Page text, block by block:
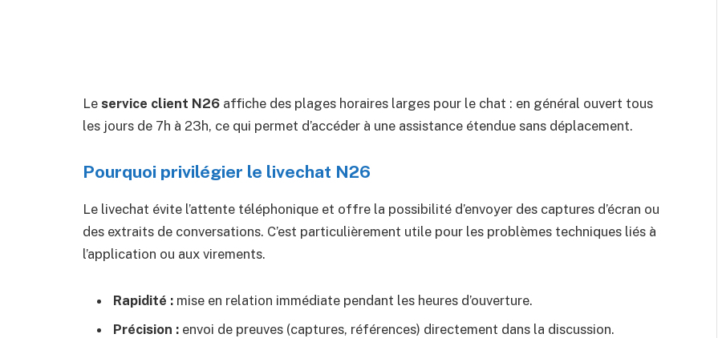
Le service client N26 affiche des plages horaires larges pour le chat : en général ouvert tous
les jours de 7h à 23h, ce qui permet d’accéder à une assistance étendue sans déplacement.
Pourquoi privilégier le livechat N26
Le livechat évite l’attente téléphonique et offre la possibilité d’envoyer des captures d’écran ou
des extraits de conversations. C’est particulièrement utile pour les problèmes techniques liés à
l’application ou aux virements.
Rapidité : mise en relation immédiate pendant les heures d’ouverture.
Précision : envoi de preuves (captures, références) directement dans la discussion.